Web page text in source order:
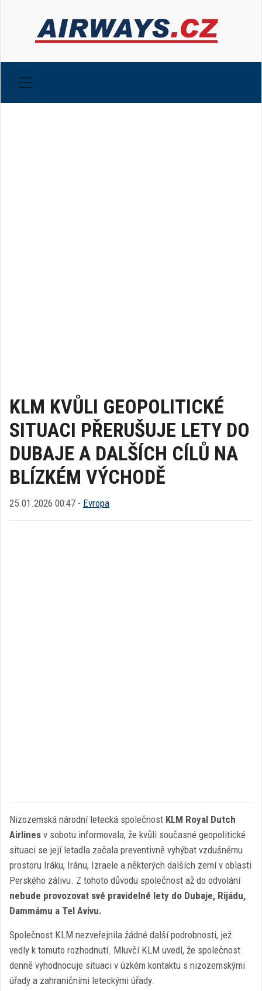
KLM KVŮLI GEOPOLITICKÉ
SITUACI PŘERUŠUJE LETY DO
DUBAJE A DALŠÍCH CÍLŮ NA
BLÍZKÉM VÝCHODĚ
25.01.2026 00:47 - Evropa
Nizozemská národní letecká společnost KLM Royal Dutch
Airlines v sobotu informovala, že kvůli současné geopolitické
situaci se její letadla začala preventivně vyhýbat vzdušnému
prostoru Iráku, Iránu, Izraele a některých dalších zemí v oblasti
Perského zálivu. Z tohoto důvodu společnost až do odvolání
nebude provozovat své pravidelné lety do Dubaje, Rijádu,
Dammámu a Tel Avivu.
Společnost KLM nezveřejnila žádné další podrobnosti, jež
vedly k tomuto rozhodnutí. Mluvčí KLM uvedl, že společnost
denně vyhodnocuje situaci v úzkém kontaktu s nizozemskými
úřady a zahraničními leteckými úřady.